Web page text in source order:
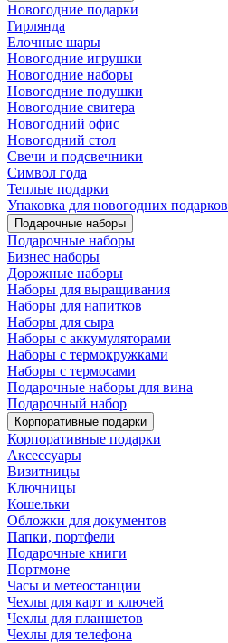
Новогодние подарки
Гирлянда
Елочные шары
Новогодние игрушки
Новогодние наборы
Новогодние подушки
Новогодние свитера
Новогодний офис
Новогодний стол
Свечи и подсвечники
Символ года
Теплые подарки
Упаковка для новогодних подарков
Подарочные наборы
Подарочные наборы
Бизнес наборы
Дорожные наборы
Наборы для выращивания
Наборы для напитков
Наборы для сыра
Наборы с аккумуляторами
Наборы с термокружками
Наборы с термосами
Подарочные наборы для вина
Подарочный набор
Корпоративные подарки
Корпоративные подарки
Аксессуары
Визитницы
Ключницы
Кошельки
Обложки для документов
Папки, портфели
Подарочные книги
Портмоне
Часы и метеостанции
Чехлы для карт и ключей
Чехлы для планшетов
Чехлы для телефона